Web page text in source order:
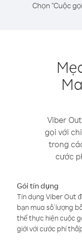
Chọn "Cuộc
Viber
gọi với
trong
cước
Gói tín dụng
Tín dụng Viber Out
bạn mua số lượng
thể thực hiện cuộc
giới với cước phí